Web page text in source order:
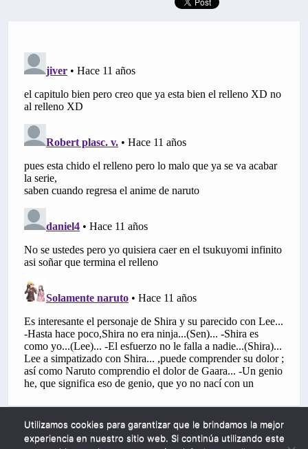
Utilizamos cookies para garantizar que le brindamos la mejor
experiencia en nuestro sitio web. Si continúa utilizando este